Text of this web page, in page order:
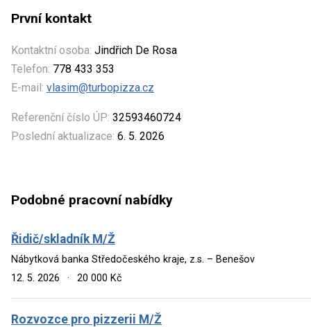
První kontakt
Kontaktní osoba: Jindřich De Rosa
Telefon: 778 433 353
E-mail: vlasim@turbopizza.cz
Referenční číslo ÚP: 32593460724
Poslední aktualizace: 6. 5. 2026
Podobné pracovní nabídky
Řidič/skladník M/Ž
Nábytková banka Středočeského kraje, z.s. – Benešov
12. 5. 2026
· 20 000 Kč
Rozvozce pro pizzerii M/Ž